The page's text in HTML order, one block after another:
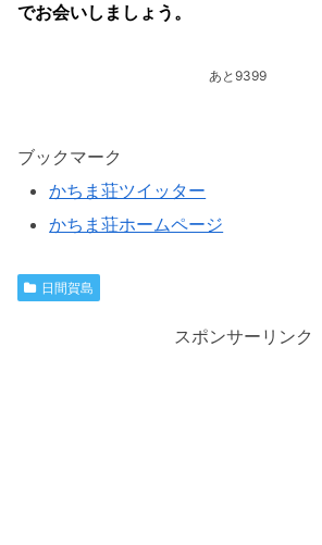
でお会いしましょう。
あと9399
ブックマーク
かちま荘ツイッター
かちま荘ホームページ
日間賀島
スポンサーリンク